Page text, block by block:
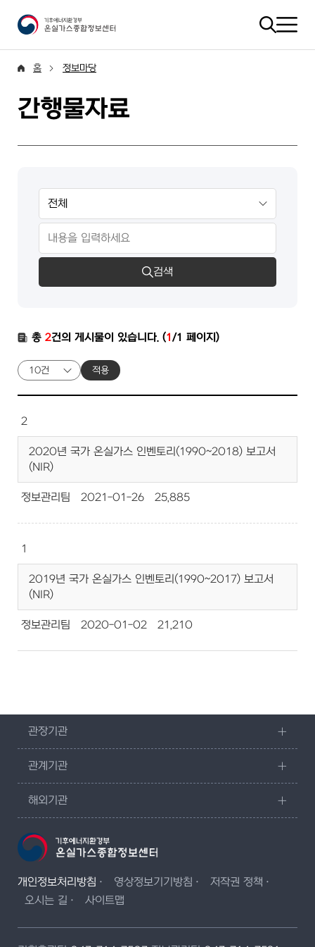
홈 정보마당
간행물자료
검색
총 2건의 게시물이 있습니다. (1/1 페이지)
적용
2
2020년 국가 온실가스 인벤토리(1990~2018) 보고서
(NIR)
정보관리팀 2021-01-26 25,885
1
2019년 국가 온실가스 인벤토리(1990~2017) 보고서
(NIR)
정보관리팀 2020-01-02 21,210
관장기관
관계기관
해외기관
개인정보처리방침 영상정보기기방침
저작권 정책
오시는 길
사이트맵